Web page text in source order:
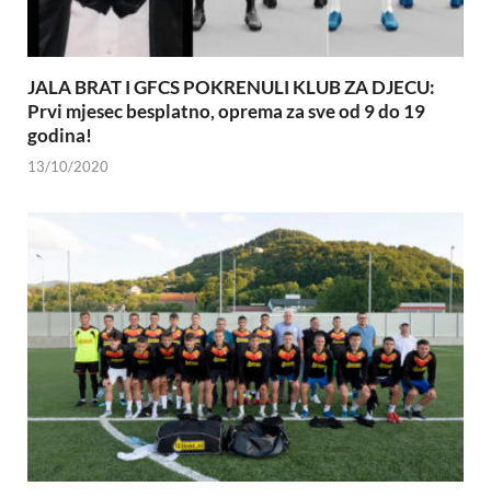
JALA BRAT I GFCS POKRENULI KLUB ZA DJECU:
Prvi mjesec besplatno, oprema za sve od 9 do 19
godina!
13/10/2020